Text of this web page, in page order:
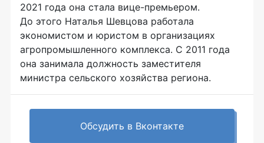
2021 года она стала вице-премьером.
До этого Наталья Шевцова работала
экономистом и юристом в организациях
агропромышленного комплекса. С 2011 года
она занимала должность заместителя
министра сельского хозяйства региона.
Обсудить в Вконтакте